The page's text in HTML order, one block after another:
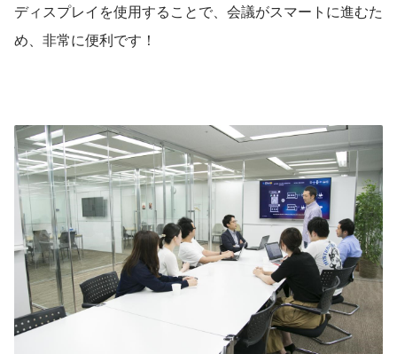
ディスプレイを使用することで、会議がスマートに進むた
め、非常に便利です！